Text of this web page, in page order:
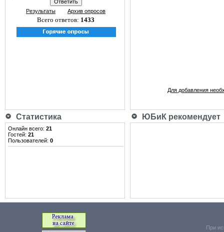
Результаты Архив опросов
Всего ответов: 1433
Для добавления
Статистика ЮБиК рекомендует
Онлайн всего: 21
Гостей: 21
Пользователей: 0
При